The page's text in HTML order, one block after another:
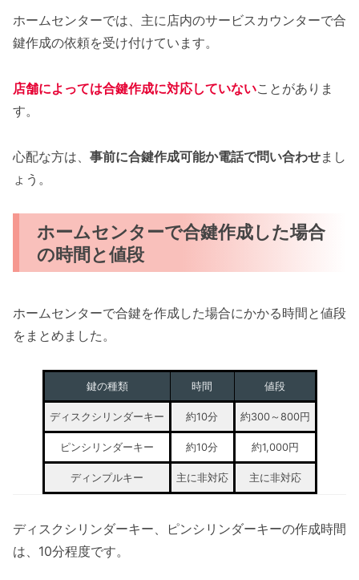
ホームセンターでは、主に店内のサービスカウンターで合
鍵作成の依頼を受け付けています。
店舗によっては合鍵作成に対応していないことがありま
す。
心配な方は、 事前に合鍵作成可能か電話で問い合わせまし
ょう。
ホームセンターで合鍵作成した場合
の時間と値段
ホームセンターで合鍵を作成した場合にかかる時間と値段
をまとめました。
鍵の種類 時間 値段
ディスクシリンダーキー 約10分 約300～800円
ピンシリンダーキー 約10分 約1,000円
ディンプルキー 主に非対応 主に非対応
ディスクシリンダーキー、ピンシリンダーキーの作成時間
は、10分程度です。